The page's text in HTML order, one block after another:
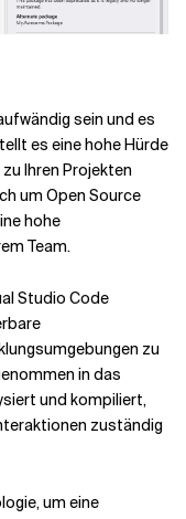
sein und es
es eine hohe Hürde
Ihren Projekten
um Open Source
hohe
Team.
Studio Code
zu
in das
und kompiliert,
zuständig
um eine